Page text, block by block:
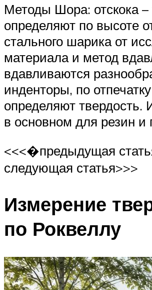
Методы Шора: отскока –
определяют по высоте
стального шарика от
материала и метод
вдавливаются
инденторы, по отпечатку
определяют твердость.
в основном для резин и
<<<�предыдущая
следующая статья>>>
Измерение
по Роквеллу